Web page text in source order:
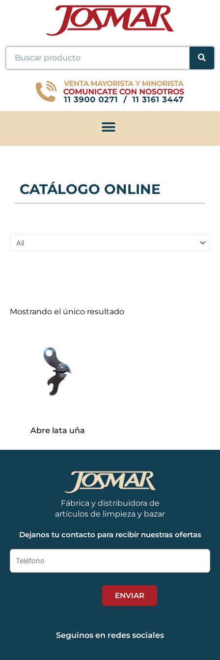
Buscar
CATÁLOGO ONLINE
Mostrando el único resultado
Abre lata uña
Fábrica y distribuidora de
artículos de limpieza y bazar
Dejanos tu contacto para recibir nuestras ofertas
Seguinos en redes sociales